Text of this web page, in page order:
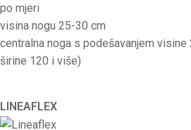
po mjeri
visina nogu 25-30 cm
centralna noga s podešavanjem
širine 120 i više)
LINEAFLEX